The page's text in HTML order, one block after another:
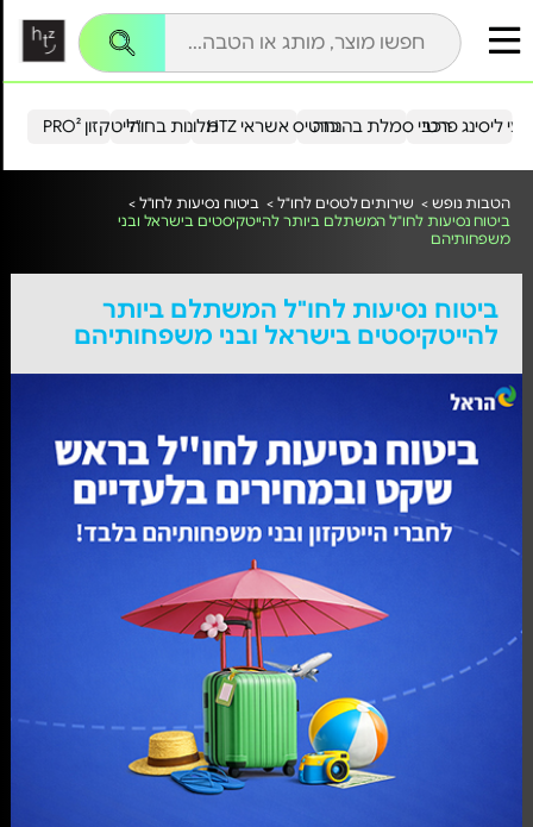
הייטקזון PRO²מלונות בחו"ל כרטיס אשראי HTZ ליסינג פרטירכבי סמלת בהנחה
הטבות נופש > שירותים לטסים לחו"ל > ביטוח נסיעות לחו"ל >
ביטוח נסיעות לחו"ל המשתלם ביותר להייטקיסטים בישראל ובני
משפחותיהם
ביטוח נסיעות לחו"ל המשתלם ביותר
להייטקיסטים בישראל ובני משפחותיהם